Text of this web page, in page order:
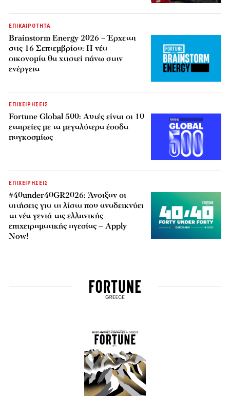
ΕΠΙΚΑΙΡΟΤΗΤΑ
Brainstorm Energy 2026 – Έρχεται
στις 16 Σεπτεμβρίου: Η νέα
οικονομία θα χτιστεί πάνω στην
ενέργεια
ΕΠΙΧΕΙΡΗΣΕΙΣ
Fortune Global 500: Αυτές είναι οι 10
εταιρείες με τα μεγαλύτερα έσοδα
παγκοσμίως
ΕΠΙΧΕΙΡΗΣΕΙΣ
#40under40GR2026: Άνοιξαν οι
αιτήσεις για τη λίστα που αναδεικνύει
τη νέα γενιά της ελληνικής
επιχειρηματικής ηγεσίας – Apply
Now!